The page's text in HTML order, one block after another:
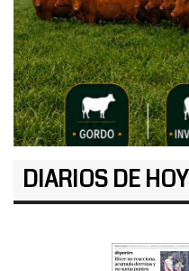
DIARIOS DE HOY